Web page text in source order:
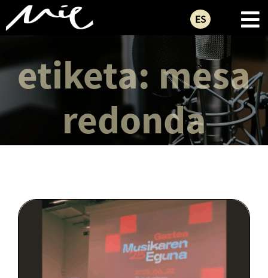
etiketa: mesa
redonda
ES